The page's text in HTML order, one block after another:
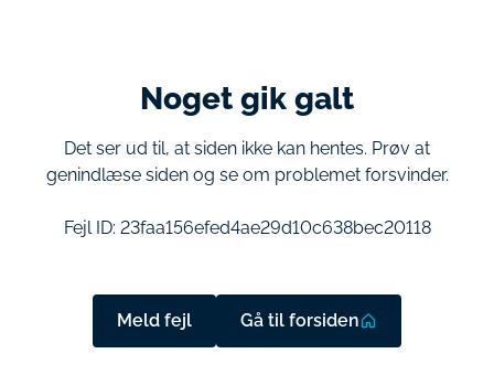
Noget gik galt
Det ser ud til, at siden ikke kan hentes. Prøv at
genindlæse siden og se om problemet forsvinder.
Fejl ID: 23faa156efed4ae29d10c638bec20118
Meld fejl Gå til forsiden